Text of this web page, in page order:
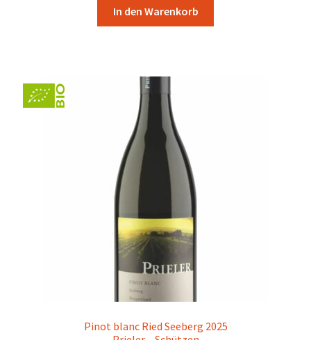
Wachter-Wiesler – Dt. Schützen
Wieder – Neckenmarkt
Mein Konto/Anmelden
In den Warenkorb
Pinot blanc Ried Seeberg 2025